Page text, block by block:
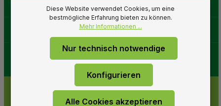
GartenweltDiese Website verwendet Cookies, um eine
bestmögliche Erfahrung bieten zu können.
Mehr Informationen ...
Nur technisch notwendige
Konfigurieren
Alle Cookies akzeptieren